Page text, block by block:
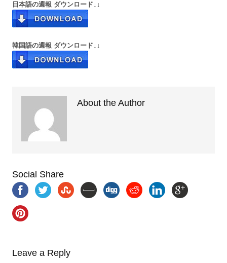
日本語の週報 ダウンロード↓↓
韓国語の週報 ダウンロード↓↓
About the Author
Social Share
Leave a Reply